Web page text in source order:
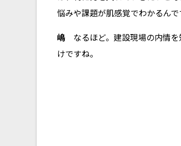
悩みや課題が肌感覚でわかるんで
嶋 なるほど。建設現場の内情
けですね。